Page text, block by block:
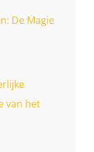
De Magie
van het